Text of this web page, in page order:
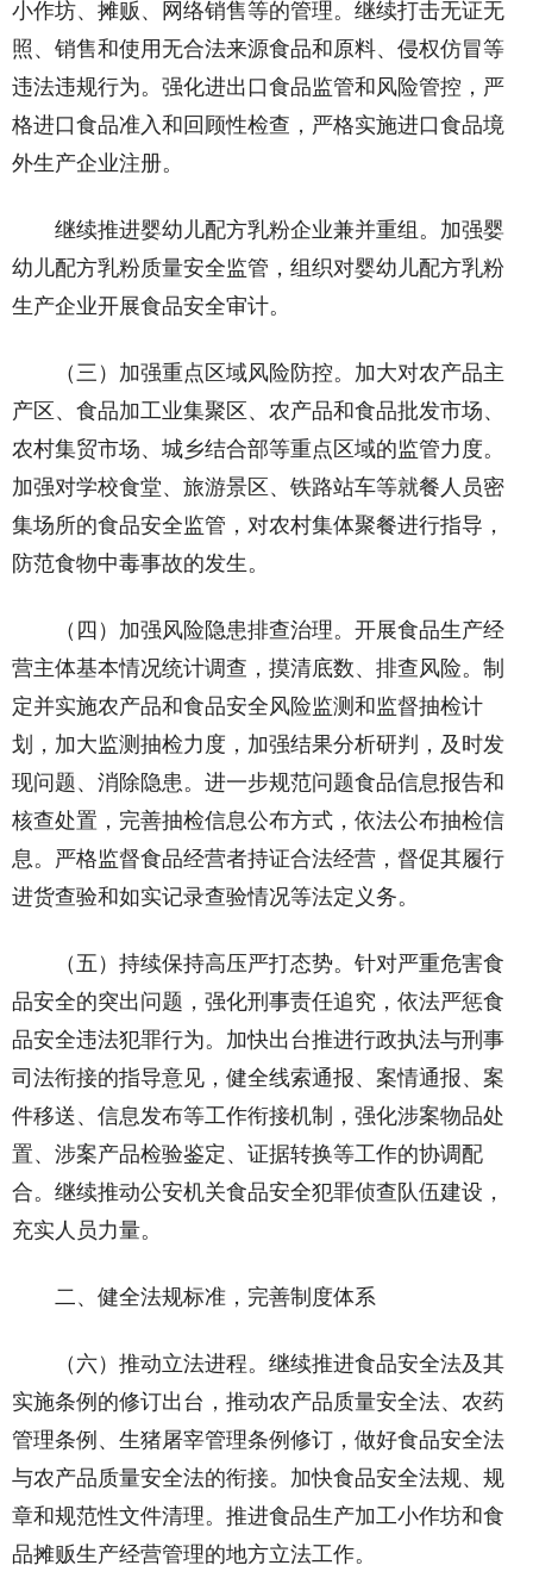
小作坊、摊贩、网络销售等的管理。继续打击无证无
照、销售和使用无合法来源食品和原料、侵权仿冒等
违法违规行为。强化进出口食品监管和风险管控，严
格进口食品准入和回顾性检查，严格实施进口食品境
外生产企业注册。
继续推进婴幼儿配方乳粉企业兼并重组。加强婴
幼儿配方乳粉质量安全监管，组织对婴幼儿配方乳粉
生产企业开展食品安全审计。
（三）加强重点区域风险防控。加大对农产品主
产区、食品加工业集聚区、农产品和食品批发市场、
农村集贸市场、城乡结合部等重点区域的监管力度。
加强对学校食堂、旅游景区、铁路站车等就餐人员密
集场所的食品安全监管，对农村集体聚餐进行指导，
防范食物中毒事故的发生。
（四）加强风险隐患排查治理。开展食品生产经
营主体基本情况统计调查，摸清底数、排查风险。制
定并实施农产品和食品安全风险监测和监督抽检计
划，加大监测抽检力度，加强结果分析研判，及时发
现问题、消除隐患。进一步规范问题食品信息报告和
核查处置，完善抽检信息公布方式，依法公布抽检信
息。严格监督食品经营者持证合法经营，督促其履行
进货查验和如实记录查验情况等法定义务。
（五）持续保持高压严打态势。针对严重危害食
品安全的突出问题，强化刑事责任追究，依法严惩食
品安全违法犯罪行为。加快出台推进行政执法与刑事
司法衔接的指导意见，健全线索通报、案情通报、案
件移送、信息发布等工作衔接机制，强化涉案物品处
置、涉案产品检验鉴定、证据转换等工作的协调配
合。继续推动公安机关食品安全犯罪侦查队伍建设，
充实人员力量。
二、健全法规标准，完善制度体系
（六）推动立法进程。继续推进食品安全法及其
实施条例的修订出台，推动农产品质量安全法、农药
管理条例、生猪屠宰管理条例修订，做好食品安全法
与农产品质量安全法的衔接。加快食品安全法规、规
章和规范性文件清理。推进食品生产加工小作坊和食
品摊贩生产经营管理的地方立法工作。